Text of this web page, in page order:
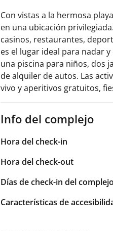
Con vistas a la hermosa
en una ubicación
casinos, restaurantes,
es el lugar ideal para nadar
una piscina para niños, dos
de alquiler de autos. Las
vivo y aperitivos gratuitos,
Info del complejo
Hora del check-in
Hora del check-out
Días de check-in del
Características de